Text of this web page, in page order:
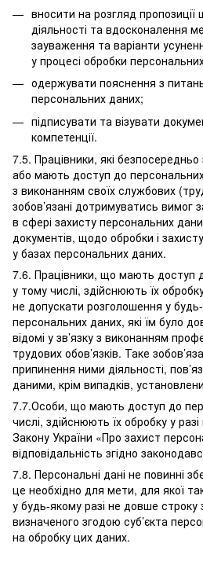
вносити на розгляд
діяльності та вдосконалення
зауваження та варіанти
у процесі обробки
одержувати пояснення з
персональних даних;
підписувати та візувати
компетенції.
7.5. Працівники, які
або мають доступ до персональних
з виконанням своїх службових
зобов’язані дотримуватись вимог
в сфері захисту персональних
документів, щодо обробки і
у базах персональних даних.
7.6. Працівники, що мають доступ
у тому числі, здійснюють їх
не допускати розголошення у
персональних даних, які їм було
відомі у зв’язку з виконанням
трудових обов’язків. Таке
припинення ними діяльності,
даними, крім випадків,
7.7.Особи, що мають доступ до
числі, здійснюють їх обробку у
Закону України «Про захист
відповідальність згідно
7.8. Персональні дані не повинні
це необхідно для мети, для якої
у будь-якому разі не довше строку
визначеного згодою суб’єкта
на обробку цих даних.